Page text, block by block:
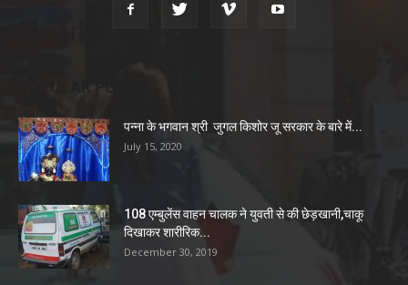
पन्ना के भगवान श्री जुगल किशोर जू सरकार के बारे में...
July 15, 2020
108 एम्बुलेंस वाहन चालक ने युवती से की छेड़खानी,चाकू
दिखाकर शारीरिक...
December 30, 2019